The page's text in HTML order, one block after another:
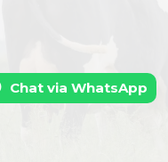
Chat via WhatsApp